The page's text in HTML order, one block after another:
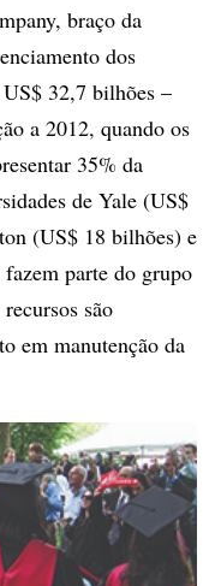
braço da
dos
32,7 bilhões –
a 2012, quando os
35% da
de Yale (US$
(US$ 18 bilhões) e
parte do grupo
são
em manutenção da